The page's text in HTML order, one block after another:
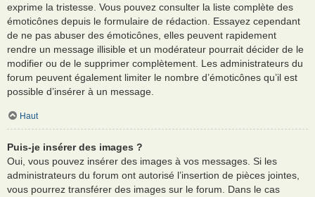
exprime la tristesse. Vous pouvez consulter la liste complète des
émoticônes depuis le formulaire de rédaction. Essayez cependant
de ne pas abuser des émoticônes, elles peuvent rapidement
rendre un message illisible et un modérateur pourrait décider de le
modifier ou de le supprimer complètement. Les administrateurs du
forum peuvent également limiter le nombre d’émoticônes qu’il est
possible d’insérer à un message.
Haut
Puis-je insérer des images ?
Oui, vous pouvez insérer des images à vos messages. Si les
administrateurs du forum ont autorisé l’insertion de pièces jointes,
vous pourrez transférer des images sur le forum. Dans le cas